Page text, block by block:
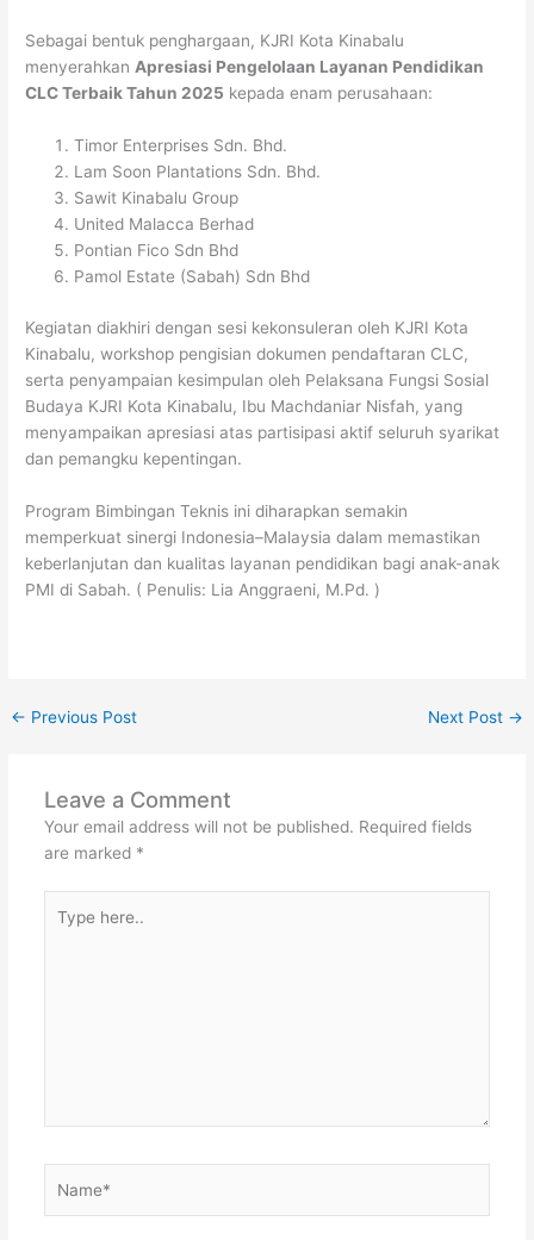
Sebagai bentuk penghargaan, KJRI Kota Kinabalu
menyerahkanApresiasi Pengelolaan Layanan Pendidikan
CLC Terbaik Tahun 2025 kepada enam perusahaan:
Timor Enterprises Sdn. Bhd.
Lam Soon Plantations Sdn. Bhd.
Sawit Kinabalu Group
United Malacca Berhad
Pontian Fico Sdn Bhd
Pamol Estate (Sabah) Sdn Bhd
Kegiatan diakhiri dengan sesi kekonsuleran oleh KJRI Kota
Kinabalu, workshop pengisian dokumen pendaftaran CLC,
serta penyampaian kesimpulan oleh Pelaksana Fungsi Sosial
Budaya KJRI Kota Kinabalu, Ibu Machdaniar Nisfah, yang
menyampaikan apresiasi atas partisipasi aktif seluruh syarikat
dan pemangku kepentingan.
Program Bimbingan Teknis ini diharapkan semakin
memperkuat sinergi Indonesia–Malaysia dalam memastikan
keberlanjutan dan kualitas layanan pendidikan bagi anak-anak
PMI di Sabah. ( Penulis: Lia Anggraeni, M.Pd. )
← Previous Post Next Post →
Leave a Comment
Your email address will not be published. Required fields
are marked *
here..